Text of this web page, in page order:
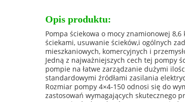
Opis produktu:
Pompa ściekowa o mocy znamionowej
ściekami, usuwanie ścieków,i ogólnych
mieszkaniowych, komercyjnych i
Jedną z najważniejszych cech tej pompy
pompie na łatwe zarządzanie dużymi
standardowymi źródłami zasilania
Rozmiar pompy 4×4-150 odnosi się do
zastosowań wymagających skutecznego